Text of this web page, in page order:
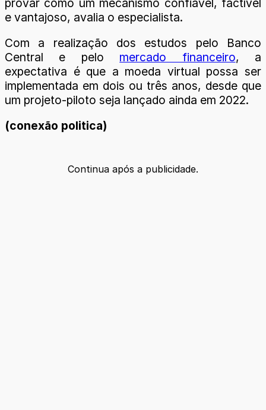
e vantajoso, avalia o especialista.
Com a realização dos estudos pelo Banco
Central e pelo mercado financeiro, a
expectativa é que a moeda virtual possa ser
implementada em dois ou três anos, desde que
um projeto-piloto seja lançado ainda em 2022.
(conexão politica)
Continua após a publicidade.